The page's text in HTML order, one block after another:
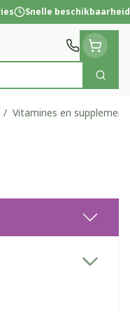
Snelle beschikbaarheid
Zoek
/ Vitamines en